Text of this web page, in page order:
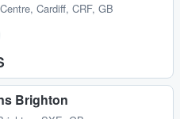
, Cardiff, CRF, GB
Brighton